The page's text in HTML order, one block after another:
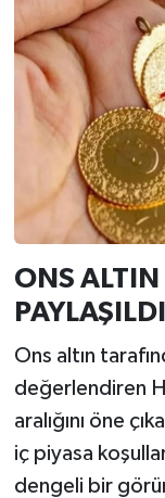
ONS ALTIN
PAYLAŞILDI
Ons altın
değerlendiren
aralığını öne
iç piyasa
dengeli bir